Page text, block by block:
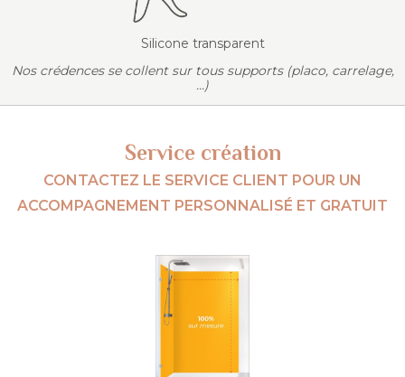
Silicone transparent
Nos crédences se collent sur tous supports (placo, carrelage,
...)
Service création
CONTACTEZ LE SERVICE CLIENT POUR UN
ACCOMPAGNEMENT PERSONNALISÉ ET GRATUIT